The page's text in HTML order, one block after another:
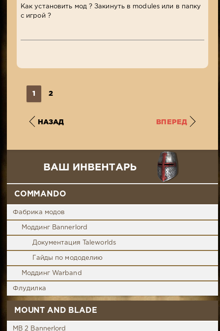
Как установить мод ? Закинуть в modules или в папку
с игрой ?
1 2
НАЗАД ВПЕРЕД
COMMANDO
Фабрика модов
Моддинг Bannerlord
Документация Taleworlds
Гайды по мододелию
Моддинг Warband
Флудилка
MOUNT AND BLADE
MB 2 Bannerlord